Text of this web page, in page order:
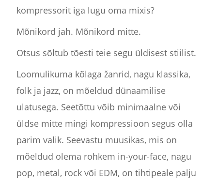
kompressorit iga lugu oma mixis?
Mõnikord jah. Mõnikord mitte.
Otsus sõltub tõesti teie segu üldisest stiilist.
Loomulikuma kõlaga žanrid, nagu klassika,
folk ja jazz, on mõeldud dünaamilise
ulatusega. Seetõttu võib minimaalne või
üldse mitte mingi kompressioon segus olla
parim valik. Seevastu muusikas, mis on
mõeldud olema rohkem in-your-face, nagu
pop, metal, rock või EDM, on tihtipeale palju